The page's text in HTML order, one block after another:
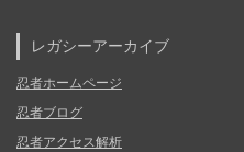
レガシーアーカイブ
忍者ホームページ
忍者ブログ
忍者アクセス解析